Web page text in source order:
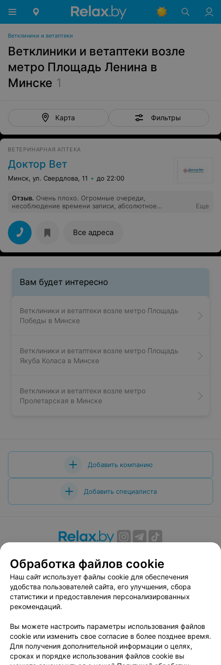
Ветклиники и ветаптеки
Ветклиники и ветаптеки возле
метро Площадь Ленина в
Минске 1
Карта Фильтры
ВЕТЕРИНАРНАЯ АПТЕКА
Доктор Вет
Минск, ул. Свердлова, 11 до 22:00
Отзыв. Очень плохо. Огромные очереди,
несоблюдение времени записи, абсолютное
обернулся в полуторачасовое ожидание. Никто об
этом, естественно, не предупреждал. Итог: время
потрачено, животное в стрессе, услуга не оказано.
Даже никто не принес извинения
Еще
Все адреса
Вам будет интересно
Ветклиники и ветаптеки возле метро Площадь
Победы в Минске
Ветклиники и ветаптеки возле метро Площадь
Якуба Коласа в Минске
Ветклиники и ветаптеки возле метро
Пролетарская в Минске
Добавить компанию
Добавить специалиста
Вакансии
Публичный договор
Способы оплаты
Публичный договор по использованию сервиса
«Афиша»
Пользовательское соглашение
Связаться по вопросам сотрудничества
Написать руководителю relax.by
Персональные настройки cookie
Обработка файлов cookie
Наш сайт использует файлы cookie для обеспечения
удобства пользователей сайта, его улучшения, сбора
статистики и предоставления персонализированных
рекомендаций.
Вы можете настроить параметры использования файлов
cookie или изменить свое согласие в более позднее время.
Для получения дополнительной информации о целях,
сроках и порядке использования файлов cookie вы